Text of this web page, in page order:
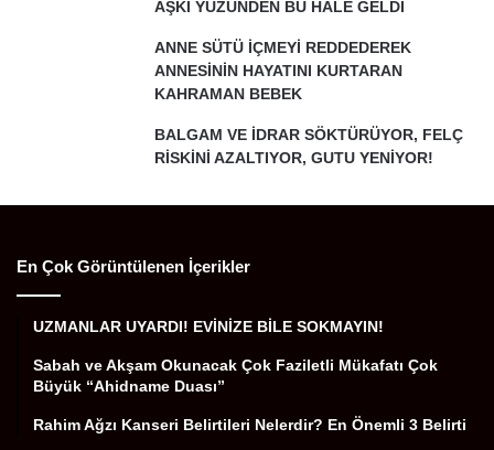
AŞKI YÜZÜNDEN BU HALE GELDİ
ANNE SÜTÜ İÇMEYİ REDDEDEREK
ANNESİNİN HAYATINI KURTARAN
KAHRAMAN BEBEK
BALGAM VE İDRAR SÖKTÜRÜYOR, FELÇ
RİSKİNİ AZALTIYOR, GUTU YENİYOR!
En Çok Görüntülenen İçerikler
UZMANLAR UYARDI! EVİNİZE BİLE SOKMAYIN!
Sabah ve Akşam Okunacak Çok Faziletli Mükafatı Çok
Büyük “Ahidname Duası”
Rahim Ağzı Kanseri Belirtileri Nelerdir? En Önemli 3 Belirti